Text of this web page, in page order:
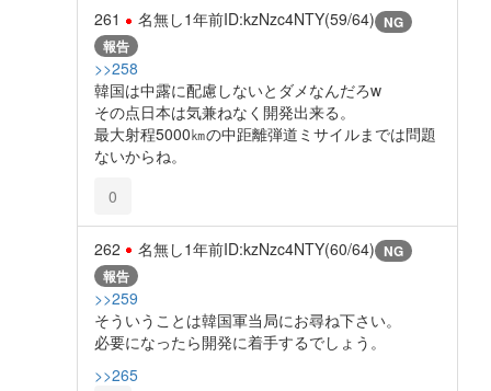
261 名無し1年前ID:kzNzc4NTY(59/64) NG
報告
>>258
韓国は中露に配慮しないとダメなんだろw
その点日本は気兼ねなく開発出来る。
最大射程5000㎞の中距離弾道ミサイルまでは問題
ないからね。
0
262 名無し1年前ID:kzNzc4NTY(60/64) NG
報告
>>259
そういうことは韓国軍当局にお尋ね下さい。
必要になったら開発に着手するでしょう。
>>265